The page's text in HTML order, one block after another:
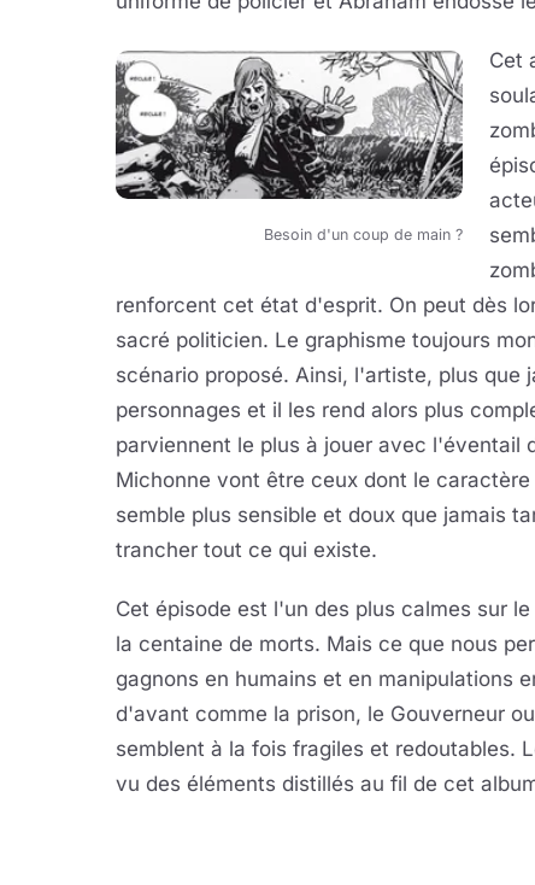
Besoin d'un coup de main ?
Cet
renforcent cet état d'esprit. On peut dès
sacré politicien. Le graphisme toujours
scénario proposé. Ainsi, l'artiste, plus que
personnages et il les rend alors plus
parviennent le plus à jouer avec l'éventail
Michonne vont être ceux dont le
semble plus sensible et doux que jamais
trancher tout ce qui existe.
Cet épisode est l'un des plus calmes sur
la centaine de morts. Mais ce que nous
gagnons en humains et en manipulations
d'avant comme la prison, le Gouverneur
semblent à la fois fragiles et redoutables.
vu des éléments distillés au fil de cet